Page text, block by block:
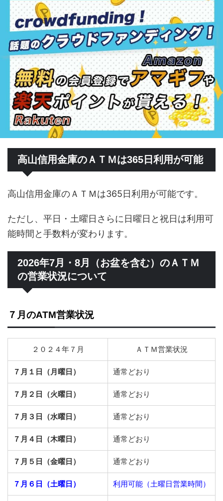
高山信用金庫のＡＴＭは365日利用が可能
高山信用金庫のＡＴＭは365日利用が可能です。
ただし、平日・土曜日さらに日曜日と祝日は利用可
能時間と手数料が変わります。
2026年7月・8月（お盆を含む）のＡＴＭ
の営業状況について
７月のATM営業状況
２０２４年７月 ＡＴＭ営業状況
７月１日（月曜日） 通常どおり
７月２日（火曜日） 通常どおり
７月３日（水曜日） 通常どおり
７月４日（木曜日） 通常どおり
７月５日（金曜日） 通常どおり
７月６日（土曜日） 利用可能（土曜日営業時間）